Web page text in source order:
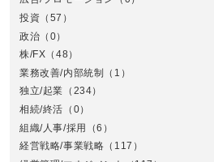
投資 （57）
政治 （0）
株/FX （48）
業務改善/内部統制 （1）
独立/起業 （234）
相続/終活 （0）
組織/人事/採用
（6）
経営戦略/事業戦略 （117）